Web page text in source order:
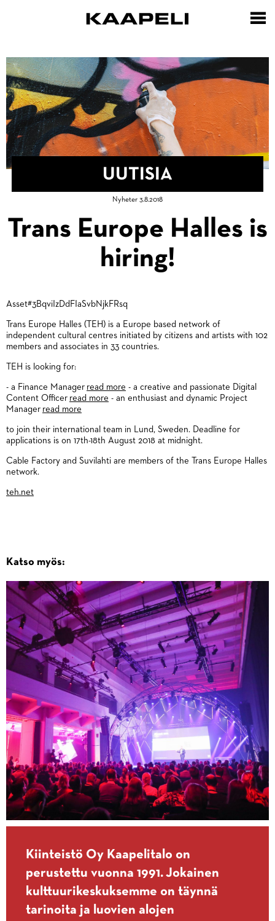
UUTISIA
Nyheter 3.8.2018
Trans Europe Halles is
hiring!
Asset#3BqviIzDdFIaSvbNjkFRsq
Trans Europe Halles (TEH) is a Europe based network of
independent cultural centres initiated by citizens and artists with 102
members and associates in 33 countries.
TEH is looking for:
- a Finance Manager read more - a creative and passionate Digital
Content Officer read more - an enthusiast and dynamic Project
Manager read more
to join their international team in Lund, Sweden. Deadline for
applications is on 17th-18th August 2018 at midnight.
Cable Factory and Suvilahti are members of the Trans Europe Halles
network.
teh.net
Katso myös:
Kiinteistö Oy Kaapelitalo on
perustettu vuonna 1991. Jokainen
kulttuurikeskuksemme on täynnä
tarinoita ja luovien alojen